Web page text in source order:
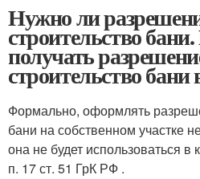
Нужно ли
строительство
получать
строительство бани
Формально, оформлять
бани на собственном участке
она не будет использоваться в
п. 17 ст. 51 ГрК РФ .